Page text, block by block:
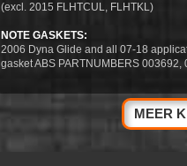
(excl. 2015 FLHTCUL, FLHTKL)
NOTE GASKETS:
2006 Dyna Glide and all 07-18
gasket ABS PARTNUMBERS
MEER